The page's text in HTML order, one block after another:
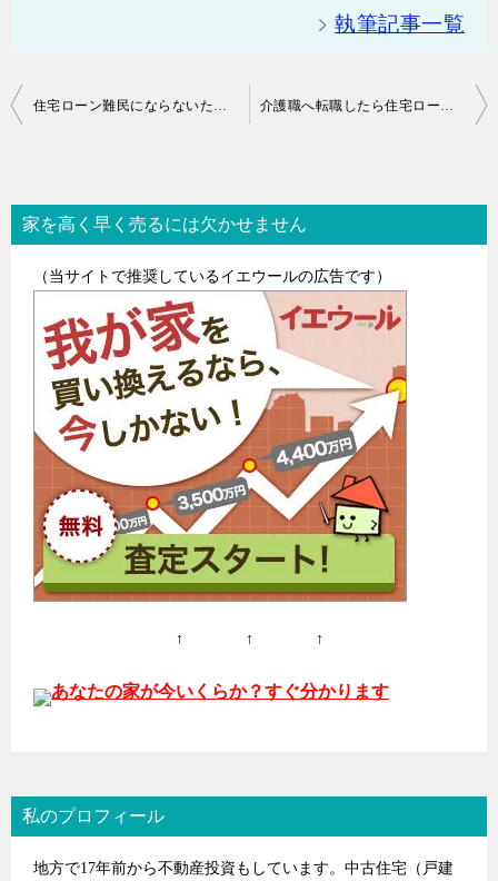
執筆記事一覧
投
ビ
家を高く早く売るには欠かせません
（当サイトで推奨しているイエウールの広告です）
↑ ↑ ↑
あなたの家が今いくらか？すぐ分かります
私のプロフィール
地方で17年前から不動産投資もしています。中古住宅（戸建